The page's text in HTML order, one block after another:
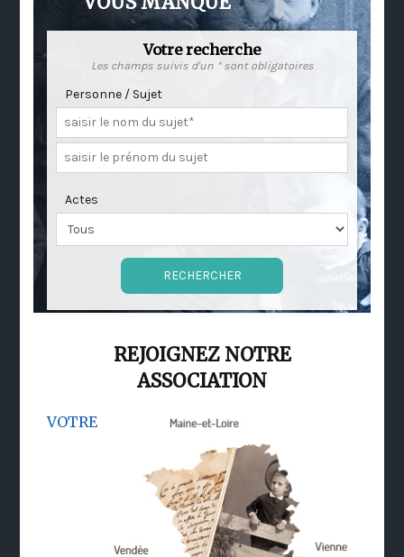
Votre recherche
Les champs suivis d'un * sont obligatoires
Personne / Sujet
Actes
REJOIGNEZ NOTRE
ASSOCIATION
VOTRE